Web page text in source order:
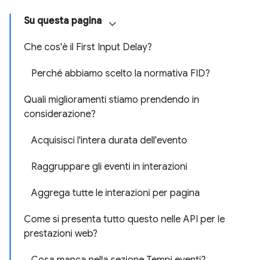
Su questa pagina
Che cos'è il First Input Delay?
Perché abbiamo scelto la normativa FID?
Quali miglioramenti stiamo prendendo in
considerazione?
Acquisisci l'intera durata dell'evento
Raggruppare gli eventi in interazioni
Aggrega tutte le interazioni per pagina
Come si presenta tutto questo nelle API per le
prestazioni web?